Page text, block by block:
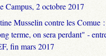
Campus, 2 octobre 2017
Musselin contre les Comue
terme, on sera perdant" -
fin mars 2017